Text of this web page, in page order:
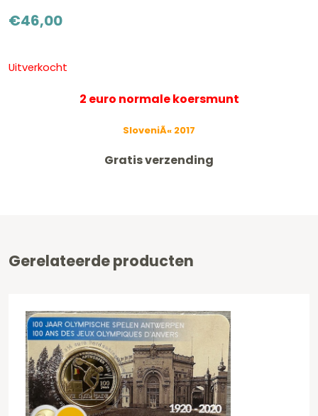
€46,00
Uitverkocht
2 euro normale koersmunt
SloveniÃ« 2017
Gratis verzending
Gerelateerde producten